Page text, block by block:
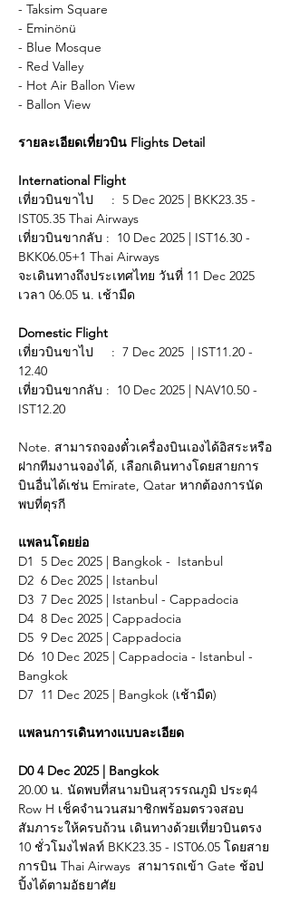
- Taksim Square
- Eminönü
- Blue Mosque
- Red Valley
- Hot Air Ballon View
- Ballon View
รายละเอียดเที่ยวบิน Flights Detail
International Flight
เที่ยวบินขาไป     :  5 Dec 2025 | BKK23.35 -
IST05.35 Thai Airways
เที่ยวบินขากลับ :  10 Dec 2025 | IST16.30 -
BKK06.05+1 Thai Airways
จะเดินทางถึงประเทศไทย วันที่ 11 Dec 2025
เวลา 06.05 น. เช้ามืด
Domestic Flight
เที่ยวบินขาไป     :  7 Dec 2025  | IST11.20 -
12.40
เที่ยวบินขากลับ :  10 Dec 2025 | NAV10.50 -
IST12.20
Note. สามารถจองตั๋วเครื่องบินเองได้อิสระหรือ
ฝากทีมงานจองได้, เลือกเดินทางโดยสายการ
บินอื่นได้เช่น Emirate, Qatar หากต้องการนัด
พบที่ตุรกี
แพลนโดยย่อ
D1  5 Dec 2025 | Bangkok -  Istanbul
D2  6 Dec 2025 | Istanbul
D3  7 Dec 2025 | Istanbul - Cappadocia
D4  8 Dec 2025 | Cappadocia
D5  9 Dec 2025 | Cappadocia
D6  10 Dec 2025 | Cappadocia - Istanbul -
Bangkok
D7  11 Dec 2025 | Bangkok (เช้ามืด)
แพลนการเดินทางแบบละเอียด
D0 4 Dec 2025 | Bangkok
20.00 น. นัดพบที่สนามบินสุวรรณภูมิ ประตุ4
Row H เช็คจำนวนสมาชิกพร้อมตรวจสอบ
สัมภาระให้ครบถ้วน เดินทางด้วยเที่ยวบินตรง
10 ชั่วโมงไฟลท์ BKK23.35 - IST06.05 โดยสาย
การบิน Thai Airways  สามารถเข้า Gate ช้อป
ปิ้งได้ตามอัธยาศัย